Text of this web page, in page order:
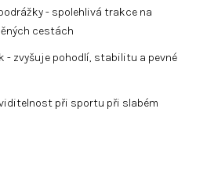
- spolehlivá trakce na
cestách
- zvyšuje pohodlí, stabilitu a pevné
při sportu při slabém